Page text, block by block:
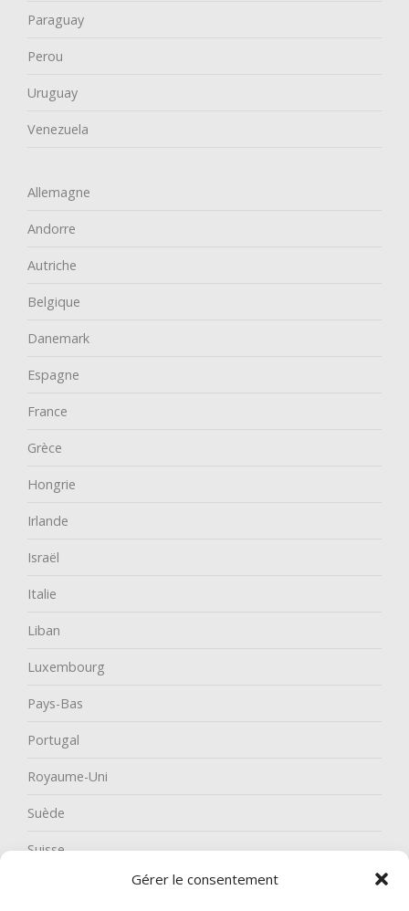
Gérer le consentement
Paraguay
Perou
Uruguay
Venezuela
Allemagne
Andorre
Autriche
Belgique
Danemark
Espagne
France
Grèce
Hongrie
Irlande
Israël
Italie
Liban
Luxembourg
Pays-Bas
Portugal
Royaume-Uni
Suède
Suisse